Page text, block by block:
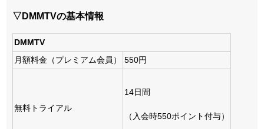
▽DMMTVの基本情報
DMMTV
月額料金（プレミアム会員）
550円
無料トライアル
14日間
（入会時550ポイント付与）